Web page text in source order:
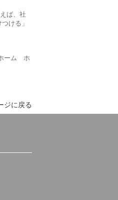
ば、社
ける」
ーム ホ
ジに戻る